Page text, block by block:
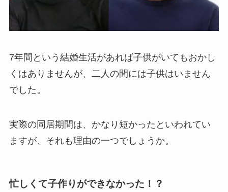
7年間という結婚生活があれば子供がいてもおかし
くはありませんが、二人の間には子供はいません
でした。
実際の同居期間は、かなり短かったといわれてい
ますが、それも理由の一つでしょうか。
忙しくて子作りができなかった！？